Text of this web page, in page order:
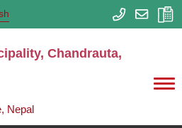
Chandrauta,
Nepal